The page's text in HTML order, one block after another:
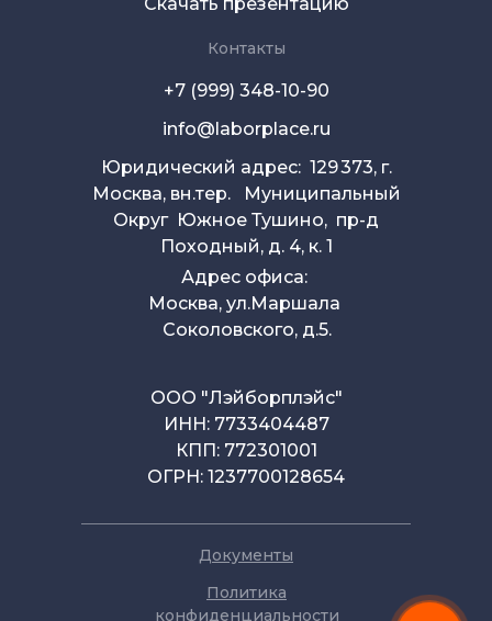
Политика
конфиденциальности
Документы
Контакты
+7 (999) 348-10-90
info@laborplace.ru
Юридический адрес: 129 373, г.
Москва, вн.тер. Муниципальный
Округ Южное Тушино, пр-д
Походный, д. 4, к. 1
Адрес офиса:
Москва, ул.Маршала
Соколовского, д.5.
ООО "Лэйборплэйс"
ИНН: 7733404487
КПП: 772301001
ОГРН: 1237700128654